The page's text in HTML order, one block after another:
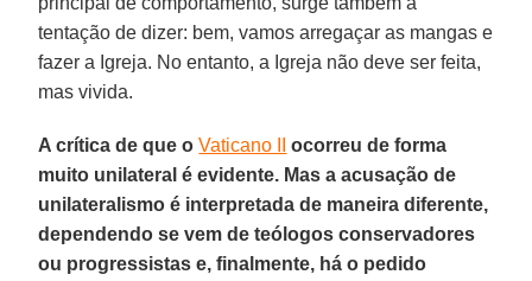
tentação de dizer: bem, vamos arregaçar as mangas e
fazer a Igreja. No entanto, a Igreja não deve ser feita,
mas vivida.
A crítica de que oVaticano II
ocorreu de forma
muito unilateral é evidente. Mas a acusação de
unilateralismo é interpretada de maneira diferente,
dependendo se vem de teólogos conservadores
ou progressistas e, finalmente, há o pedido